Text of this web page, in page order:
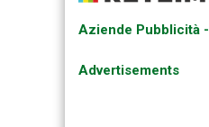
Aziende Pubblicità
Advertisements